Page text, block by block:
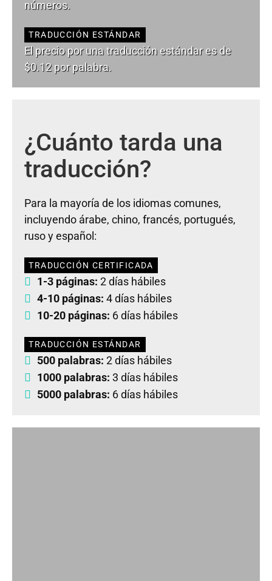
números.
TRADUCCIÓN ESTÁNDAR
El precio por una traducción estándar es de
$0.12 por palabra.
¿Cuánto tarda una
traducción?
Para la mayoría de los idiomas comunes,
incluyendo árabe, chino, francés, portugués,
ruso y español:
TRADUCCIÓN CERTIFICADA
1-3 páginas: 2 días hábiles
4-10 páginas: 4 días hábiles
10-20 páginas: 6 días hábiles
TRADUCCIÓN ESTÁNDAR
500 palabras: 2 días hábiles
1000 palabras: 3 días hábiles
5000 palabras: 6 días hábiles